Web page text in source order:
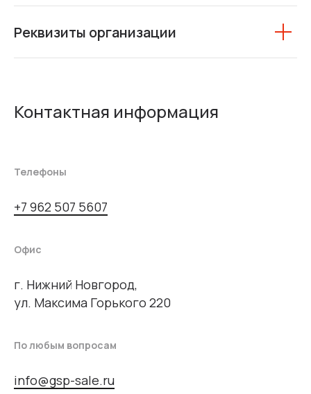
Реквизиты организации
Контактная информация
Телефоны
+7 962 507 5607
Офис
г. Нижний Новгород,
ул. Максима Горького 220
По любым вопросам
info@gsp-sale.ru